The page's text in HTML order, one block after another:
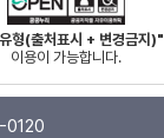
형(출처표시 + 변경금지)"
이용이 가능합니다.
0120